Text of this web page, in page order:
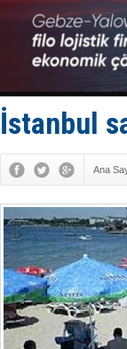
İstanbul
Ana